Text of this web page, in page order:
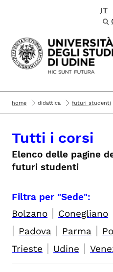
Passa al IT
home didattica futuri studenti
Tutti i corsi
Elenco delle pagine
futuri studenti
Filtra per "Sede":
Bolzano | Conegliano
| Padova | Parma |
Trieste | Udine |